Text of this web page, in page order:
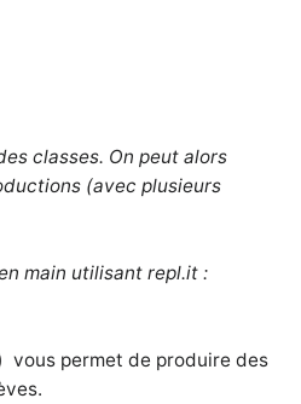
classes. On peut alors
(avec plusieurs
main utilisant repl.it :
vous permet de produire des